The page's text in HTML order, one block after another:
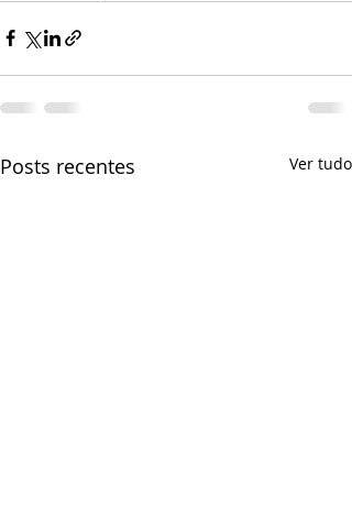
Posts recentes Ver tudo